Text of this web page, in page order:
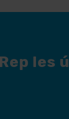
Rep les